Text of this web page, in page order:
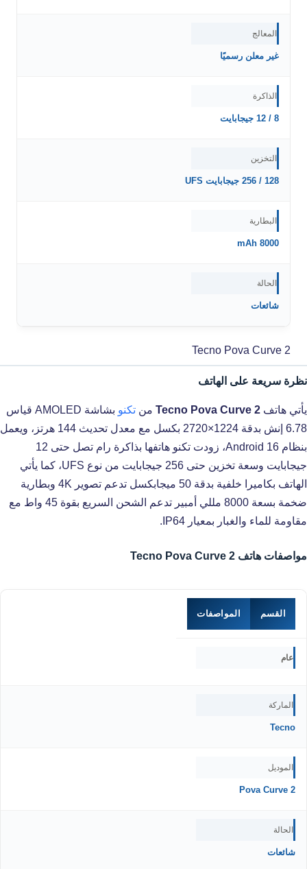
المعالج
غير معلن رسميًا
الذاكرة
8 / 12 جيجابايت
التخزين
128 / 256 جيجابايت UFS
البطارية
8000 mAh
الحالة
شائعات
Tecno Pova Curve 2
نظرة سريعة على الهاتف
يأتي هاتف Tecno Pova Curve 2 من تكنو
بشاشة AMOLED قياس
6.78 إنش بدقة 1224×2720 بكسل مع معدل تحديث 144 هرتز، ويعمل
بنظام Android 16، زودت تكنو هاتفها بذاكرة رام تصل حتى 12
جيجابايت وسعة تخزين حتى 256 جيجابايت من نوع UFS، كما يأتي
الهاتف بكاميرا خلفية بدقة 50 ميجابكسل تدعم تصوير 4K وبطارية
ضخمة بسعة 8000 مللي أمبير تدعم الشحن السريع بقوة 45 واط مع
مقاومة للماء والغبار بمعيار IP64.
مواصفات هاتف Tecno Pova Curve 2
القسم المواصفات
عام
الماركة
Tecno
الموديل
Pova Curve 2
الحالة
شائعات